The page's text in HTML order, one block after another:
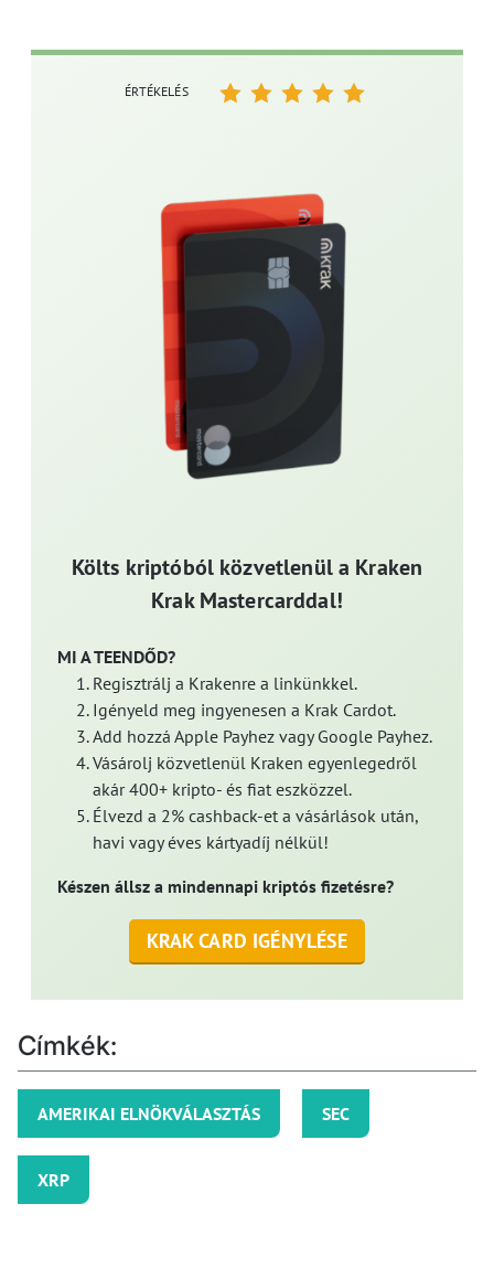
Költs kriptóból közvetlenül a Kraken
Krak Mastercarddal!
MI A TEENDŐD?
Regisztrálj a Krakenre a linkünkkel.
Igényeld meg ingyenesen a Krak Cardot.
Add hozzá Apple Payhez vagy Google Payhez.
Vásárolj közvetlenül Kraken egyenlegedről
akár 400+ kripto- és fiat eszközzel.
Élvezd a 2% cashback-et a vásárlások után,
havi vagy éves kártyadíj nélkül!
Készen állsz a mindennapi kriptós fizetésre?
KRAK CARD IGÉNYLÉSE
ÉRTÉKELÉS
Címkék:
AMERIKAI ELNÖKVÁLASZTÁS SEC
XRP